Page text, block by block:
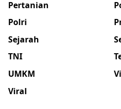
Pertanian
Polri
Sejarah
TNI
UMKM
Viral